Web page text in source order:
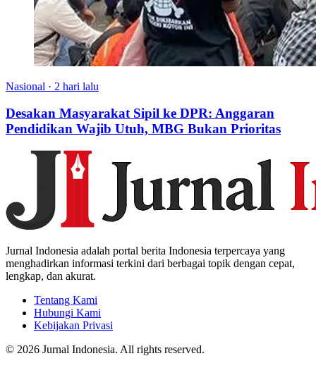
Nasional · 2 hari lalu
Desakan Masyarakat Sipil ke DPR: Anggaran
Pendidikan Wajib Utuh, MBG Bukan Prioritas
Jurnal Indonesia adalah portal berita Indonesia terpercaya yang
menghadirkan informasi terkini dari berbagai topik dengan cepat,
lengkap, dan akurat.
Tentang Kami
Hubungi Kami
Kebijakan Privasi
© 2026 Jurnal Indonesia. All rights reserved.